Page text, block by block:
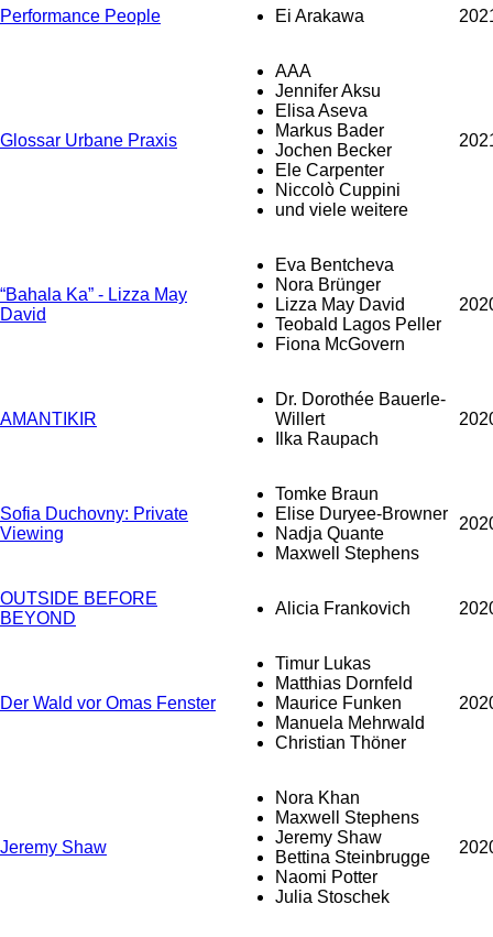
Performance People Ei Arakawa
Glossar Urbane Praxis
AAA
Jennifer Aksu
Elisa Aseva
Markus Bader
Jochen Becker
Ele Carpenter
Niccolò Cuppini
und viele weitere
“Bahala Ka” - Lizza May
David
Eva Bentcheva
Nora Brünger
Lizza May David
Teobald Lagos Peller
Fiona McGovern
AMANTIKIR
Dr. Dorothée Bauerle-
Willert
Ilka Raupach
Sofia Duchovny: Private
Viewing
Tomke Braun
Elise Duryee-Browner
Nadja Quante
Maxwell Stephens
OUTSIDE BEFORE
BEYOND
Alicia Frankovich
Der Wald vor Omas Fenster
Timur Lukas
Matthias Dornfeld
Maurice Funken
Manuela Mehrwald
Christian Thöner
Jeremy Shaw
Nora Khan
Maxwell Stephens
Jeremy Shaw
Bettina Steinbrugge
Naomi Potter
Julia Stoschek